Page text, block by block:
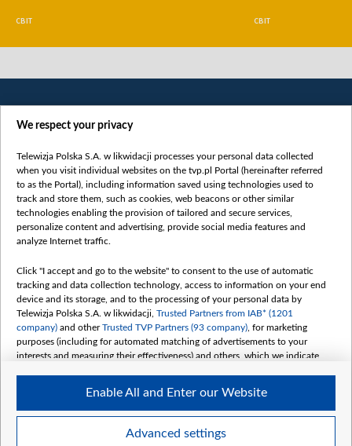
СВІТ СВІТ
Категорії
Новини
Докладно
Погляд
Цікаво
Slawa.tv
Про нас
Контакти
Правила використання матеріалів
Обробка даних
We respect your privacy
Telewizja Polska S.A. w likwidacji processes your personal data collected
when you visit individual websites on the tvp.pl Portal (hereinafter referred
to as the Portal), including information saved using technologies used to
track and store them, such as cookies, web beacons or other similar
technologies enabling the provision of tailored and secure services,
personalize content and advertising, provide social media features and
analyze Internet traffic.
Click "I accept and go to the website" to consent to the use of automatic
tracking and data collection technology, access to information on your end
device and its storage, and to the processing of your personal data by
Telewizja Polska S.A. w likwidacji, Trusted Partners from IAB* (1201
company) and otherTrusted TVP Partners (93 company) , for marketing
purposes (including for automated matching of advertisements to your
interests and measuring their effectiveness) and others, which we indicate
The purposes of processing your data by TVP S.A. w likwidacji are as
follows:
Use limited data to select advertising
Advanced settings
Enable All and Enter our Website